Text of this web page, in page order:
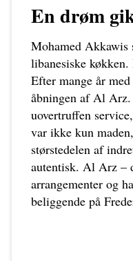
En drøm
Mohamed Akkawis
libanesiske
Efter mange år
åbningen af Al Arz.
uovertruffen
var ikke kun
størstedelen af
autentisk. Al Arz –
arrangementer og
beliggende på